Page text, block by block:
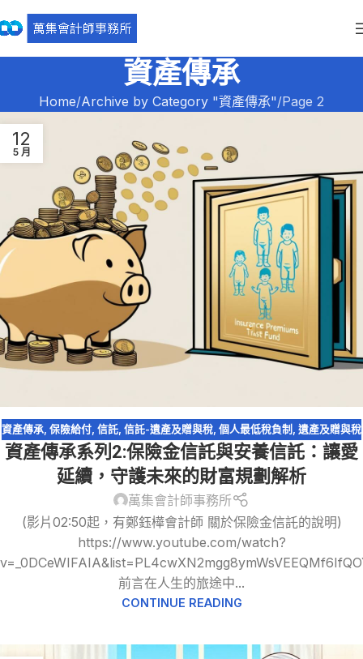
資產傳承
Home Archive by Category "資產傳承" Page 2
12
5 月
資產傳承, 保險給付, 信託, 信託-遺產及贈與稅, 個人最低稅負制 , 遺產及贈與稅
資產傳承系列2:保險金信託與安養信託：讓愛
延續，守護未來的財富規劃解析
萬集會計師事務所
(影片02:50起，有鄭鈺樺會計師 關於保險金信託的說明)
https://www.youtube.com/watch?
前言在人生的旅途中...
CONTINUE READING